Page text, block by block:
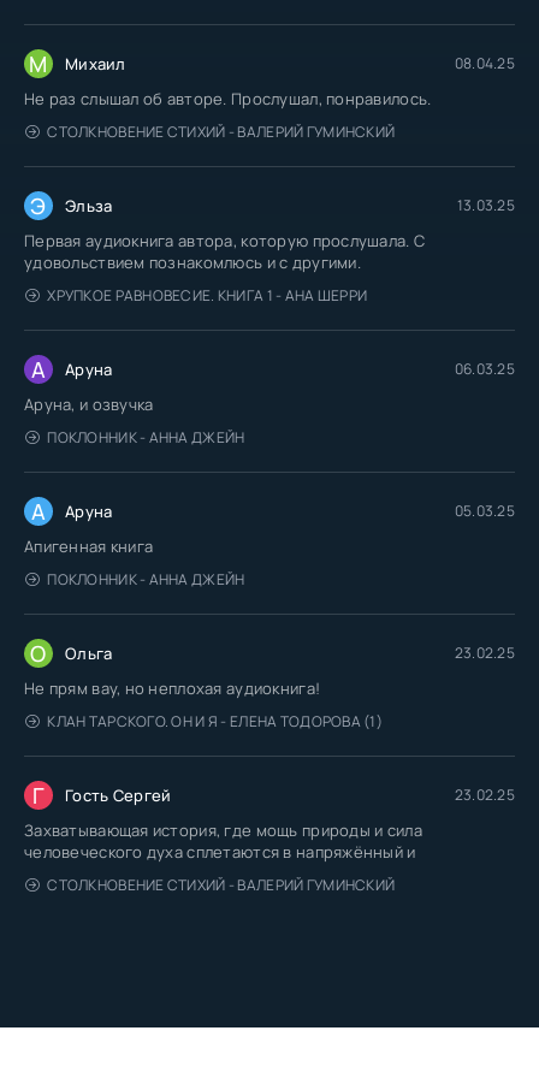
М Михаил 08.04.25
Не раз слышал об авторе. Прослушал, понравилось.
СТОЛКНОВЕНИЕ СТИХИЙ - ВАЛЕРИЙ ГУМИНСКИЙ
Э Эльза 13.03.25
Первая аудиокнига автора, которую прослушала. С
удовольствием познакомлюсь и с другими.
ХРУПКОЕ РАВНОВЕСИЕ. КНИГА 1 - АНА ШЕРРИ
А Аруна 06.03.25
Аруна, и озвучка
ПОКЛОННИК - АННА ДЖЕЙН
А Аруна 05.03.25
Апигенная книга
ПОКЛОННИК - АННА ДЖЕЙН
О Ольга 23.02.25
Не прям вау, но неплохая аудиокнига!
КЛАН ТАРСКОГО. ОН И Я - ЕЛЕНА ТОДОРОВА (1)
Г Гость Сергей 23.02.25
Захватывающая история, где мощь природы и сила
человеческого духа сплетаются в напряжённый и
СТОЛКНОВЕНИЕ СТИХИЙ - ВАЛЕРИЙ ГУМИНСКИЙ